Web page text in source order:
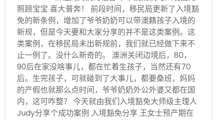
照顾宝宝 喜大普奔！ 前段时间，移民局更新了入境豁
免的新条例，增加了爷爷奶奶可以带澳籍孩子入境的
新规，但是今天要和大家分享的并不是这类案例。这
类案例，在移民局未出新规前，我们就已经做下来不
止一例了。没什么新奇的。 澳洲关闭边境后，80，
90后在家没啥事儿，都在忙着生孩子，当然还有70
后。生完孩子，可就碰到了大事儿，都要桑班，妈妈
的产假也就那么点时间，爷爷奶奶外公外婆又都在国
内，这可咋整？ 今天就由我们入境豁免大师级主理人
Judy分享个成功案例 入境豁免分享 王女士预产期在